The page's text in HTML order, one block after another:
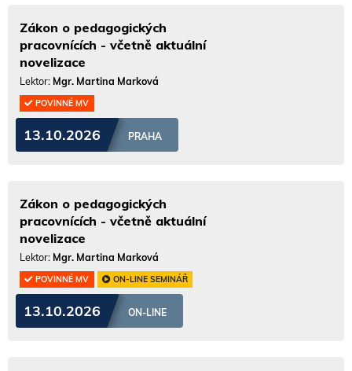
Zákon o pedagogických
pracovnících - včetně aktuální
novelizace
Lektor: Mgr. Martina Marková
POVINNÉ MV
13.10.2026 PRAHA
Zákon o pedagogických
pracovnících - včetně aktuální
novelizace
Lektor: Mgr. Martina Marková
POVINNÉ MV ON-LINE SEMINÁŘ
13.10.2026 ON-LINE